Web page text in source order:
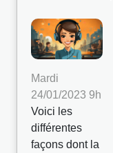
Mardi
24/01/2023 9h
Voici les
différentes
façons dont la